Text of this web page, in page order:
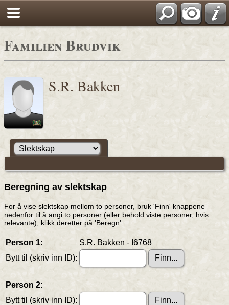
Familien Brudvik
S.R. Bakken
Beregning av slektskap
For å vise slektskap mellom to personer, bruk 'Finn' knappene
nedenfor til å angi to personer (eller behold viste personer, hvis
relevante), klikk deretter på 'Beregn'.
Person 1:
S.R. Bakken - I6768
Bytt til (skriv inn ID):
Person 2:
Bytt til (skriv inn ID):